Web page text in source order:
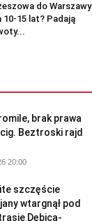
do Warszawy
10-15 lat? Padają
brak prawa
Beztroski rajd
20:00
szczęście
wtargnął pod
Dębica-